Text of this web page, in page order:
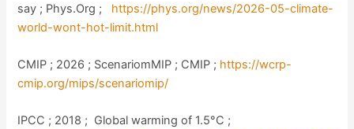
say ; Phys.Org ; https://phys.org/news/2026-05-climate-
world-wont-hot-limit.html
CMIP ; 2026 ; ScenariomMIP ; CMIP ; https://wcrp-
cmip.org/mips/scenariomip/
IPCC ; 2018 ; Global warming of 1.5°C ;